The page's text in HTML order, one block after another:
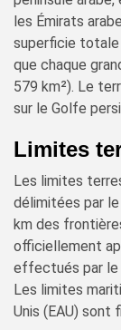
les Émirats
superficie totale
que chaque
579 km²). Le
sur le Golfe
Limites
Les limites
délimitées par
km des
officiellement
effectués par le
Les limites
Unis (EAU) sont